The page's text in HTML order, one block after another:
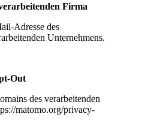
Firma
Adresse des
Unternehmens.
Out
des verarbeitenden
matomo.org/privacy-